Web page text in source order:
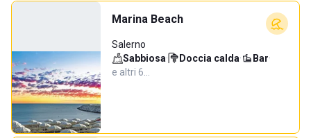
Marina Beach
Salerno
Sabbiosa· Doccia calda· Bar·
e altri 6…